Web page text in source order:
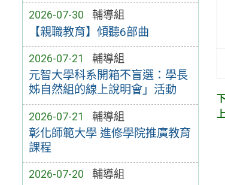
2026-07-30 輔導組
【親職教育】傾聽6部曲
2026-07-21 輔導組
元智大學科系開箱不盲選：學長
姊自然組的線上說明會」活動
2026-07-21 輔導組
彰化師範大學 進修學院推廣教育
課程
2026-07-20 輔導組